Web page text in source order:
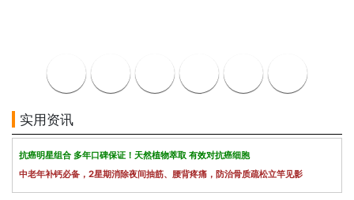
实用资讯
抗癌明星组合 多年口碑保证！天然植物萃取 有效对抗癌细胞
中老年补钙必备，2星期消除夜间抽筋、腰背疼痛，防治骨质疏松立竿见影